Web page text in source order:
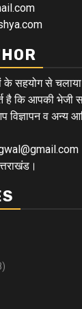
के सहयोग से
है कि आपकी भेजी
विज्ञापन व अन्य